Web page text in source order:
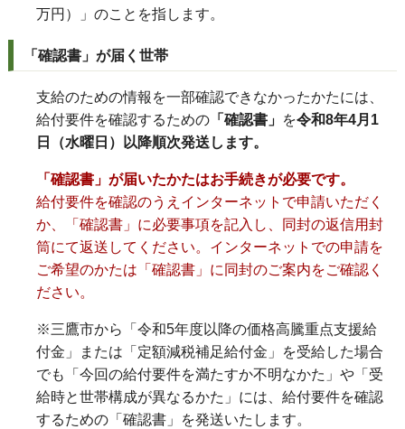
万円）」のことを指します。
「確認書」が届く世帯
支給のための情報を一部確認できなかったかたには、
給付要件を確認するための 「確認書」 を令和8年4月1
日（水曜日）以降順次発送します。
「確認書」が届いたかたはお手続きが必要です。
給付要件を確認のうえインターネットで申請いただく
か、「確認書」に必要事項を記入し、同封の返信用封
筒にて返送してください。インターネットでの申請を
ご希望のかたは「確認書」に同封のご案内をご確認く
ださい。
※三鷹市から「令和5年度以降の価格高騰重点支援給
付金」または「定額減税補足給付金」を受給した場合
でも「今回の給付要件を満たすか不明なかた」や「受
給時と世帯構成が異なるかた」には、給付要件を確認
するための「確認書」を発送いたします。